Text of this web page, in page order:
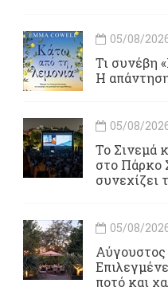
05/08/
Τι συνέβη
Η
05/08/
To Σινεμά
στο Πάρκο
συνεχίζει
05/08/
ποτό και